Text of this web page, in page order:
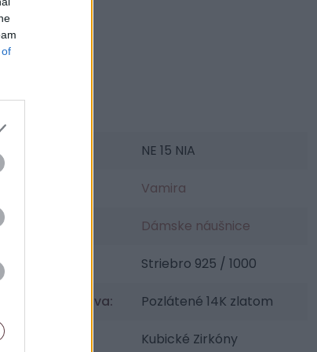
of
NE 15 NIA
Vamira
Dámske náušnice
Striebro 925 / 1000
Povrchová úprava: Pozlátené 14K zlatom
Kubické Zirkóny